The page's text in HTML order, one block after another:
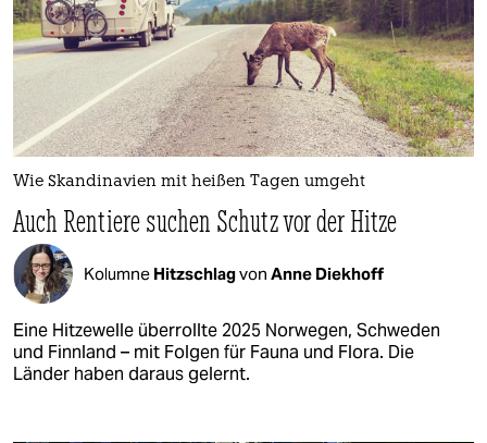
Wie Skandinavien mit heißen Tagen umgeht
Auch Rentiere suchen Schutz vor der Hitze
Kolumne Hitzschlagvon Anne Diekhoff
Eine Hitzewelle überrollte 2025 Norwegen, Schweden
und Finnland – mit Folgen für Fauna und Flora. Die
Länder haben daraus gelernt.